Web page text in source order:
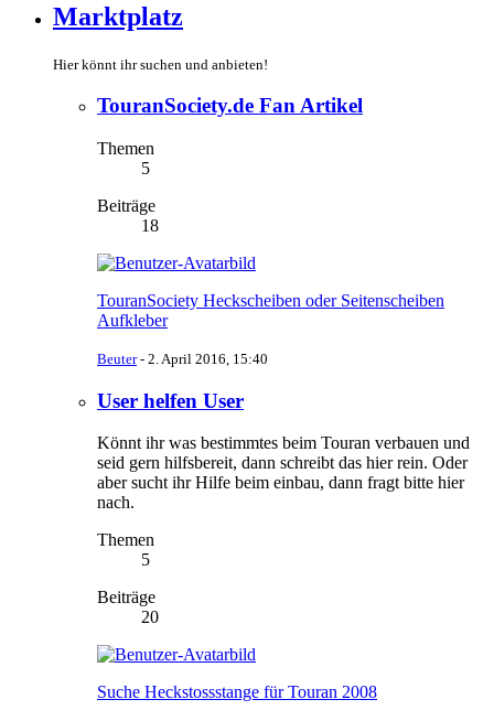
Marktplatz
Hier könnt ihr suchen und anbieten!
TouranSociety.de Fan Artikel
Themen
5
Beiträge
18
TouranSociety Heckscheiben oder Seitenscheiben
Aufkleber
Beuter- 2. April 2016, 15:40
User helfen User
Könnt ihr was bestimmtes beim Touran verbauen und
seid gern hilfsbereit, dann schreibt das hier rein. Oder
aber sucht ihr Hilfe beim einbau, dann fragt bitte hier
nach.
Themen
5
Beiträge
20
Suche Heckstossstange für Touran 2008